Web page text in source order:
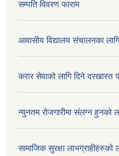
सम्पति विवरण फाराम
आवासीय विद्यालय संचालनका
करार सेवाको लागि दिने दरखास्त
न्युनतम रोजगारीमा संलग्न हुनको
सामाजिक सुरक्षा लाभग्राहीहरुको